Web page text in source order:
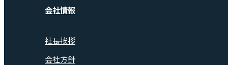
会社情報
社長挨拶
会社方針